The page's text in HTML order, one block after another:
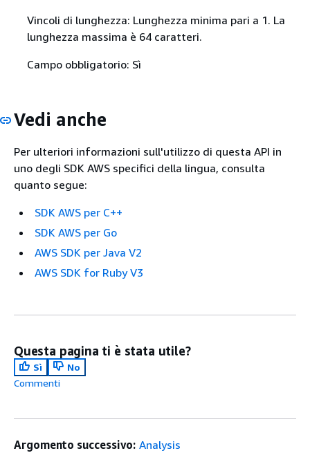
Vincoli di lunghezza: Lunghezza minima pari a 1. La
lunghezza massima è 64 caratteri.
Campo obbligatorio: Sì
Vedi anche
Per ulteriori informazioni sull'utilizzo di questa API in
uno degli SDK AWS specifici della lingua, consulta
quanto segue:
SDK AWS per C++
SDK AWS per Go
AWS SDK per Java V2
AWS SDK for Ruby V3
Questa pagina ti è stata utile?
Sì
No
Commenti
Argomento successivo: Analysis